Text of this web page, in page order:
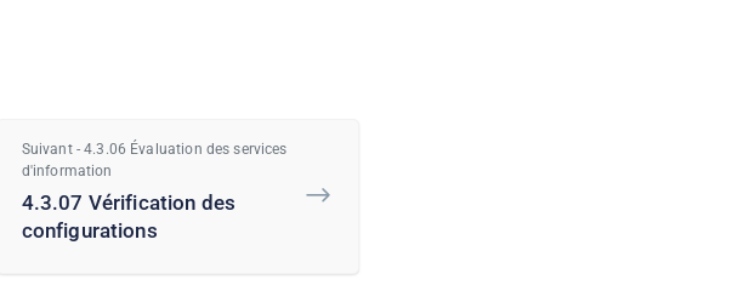
Suivant - 4.3.06 Évaluation des services
d'information
4.3.07 Vérification des
configurations